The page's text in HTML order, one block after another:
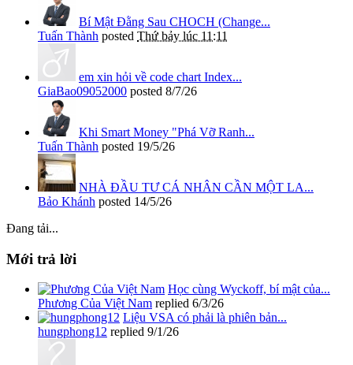
Bí Mật Đằng Sau CHOCH (Change...
Tuấn Thành posted Thứ bảy lúc 11:11
em xin hỏi về code chart Index...
GiaBao09052000 posted 8/7/26
Khi Smart Money "Phá Vỡ Ranh...
Tuấn Thành posted 19/5/26
NHÀ ĐẦU TƯ CÁ NHÂN CẦN MỘT LA...
Bảo Khánh posted 14/5/26
Đang tải...
Mới trả lời
Học cùng Wyckoff, bí mật của...
Phương Của Việt Nam replied 6/3/26
Liệu VSA có phải là phiên bản...
hungphong12 replied 9/1/26